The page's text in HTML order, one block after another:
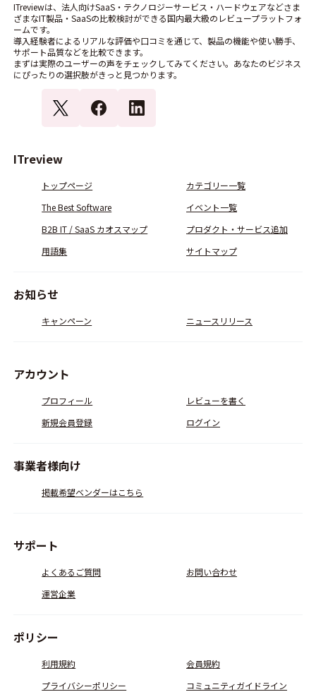
ITreviewは、法人向けSaaS・テクノロジーサービス・ハードウェアなどさま
ざまなIT製品・SaaSの比較検討ができる国内最大級のレビュープラットフォ
ームです。
導入経験者によるリアルな評価や口コミを通じて、製品の機能や使い勝手、
サポート品質などを比較できます。
まずは実際のユーザーの声をチェックしてみてください。あなたのビジネス
にぴったりの選択肢がきっと見つかります。
ITreview
トップページ
カテゴリー一覧
The Best Software
イベント一覧
B2B IT / SaaS カオスマップ
プロダクト・サービス追加
用語集
サイトマップ
お知らせ
キャンペーン ニュースリリース
アカウント
プロフィール
レビューを書く
新規会員登録
ログイン
事業者様向け
掲載希望ベンダーはこちら
サポート
よくあるご質問
お問い合わせ
運営企業
ポリシー
利用規約
会員規約
プライバシーポリシー
コミュニティガイドライン